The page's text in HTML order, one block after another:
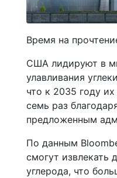
Время на
США лидируют в
улавливания
что к 2035 году
семь раз
предложенным
По данным
смогут извлекать
углерода, что